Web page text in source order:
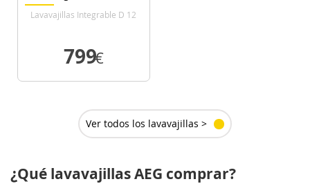
Lavavajillas Integrable D 12
799
€
Ver todos los lavavajillas >
¿Qué lavavajillas AEG comprar?